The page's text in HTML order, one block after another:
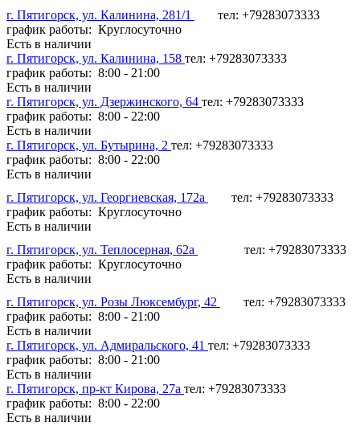
г. Пятигорск, ул. Калинина, 281/1
тел: +79283073333
график работы: Круглосуточно
Есть в наличии
г. Пятигорск, ул. Калинина, 158 тел: +79283073333
график работы: 8:00 - 21:00
Есть в наличии
г. Пятигорск, ул. Дзержинского, 64 тел: +79283073333
график работы: 8:00 - 22:00
Есть в наличии
г. Пятигорск, ул. Бутырина, 2 тел: +79283073333
график работы: 8:00 - 22:00
Есть в наличии
г. Пятигорск, ул. Георгиевская, 172а
тел: +79283073333
график работы: Круглосуточно
Есть в наличии
г. Пятигорск, ул. Теплосерная, 62а
тел: +79283073333
график работы: Круглосуточно
Есть в наличии
г. Пятигорск, ул. Розы Люксембург, 42
тел: +79283073333
график работы: 8:00 - 21:00
Есть в наличии
г. Пятигорск, ул. Адмиральского, 41 тел: +79283073333
график работы: 8:00 - 21:00
Есть в наличии
г. Пятигорск, пр-кт Кирова, 27а тел: +79283073333
график работы: 8:00 - 22:00
Есть в наличии